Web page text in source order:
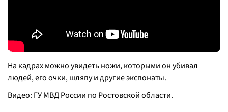
На кадрах можно увидеть ножи, которыми он убивал
людей, его очки, шляпу и другие экспонаты.
Видео: ГУ МВД России по Ростовской области.